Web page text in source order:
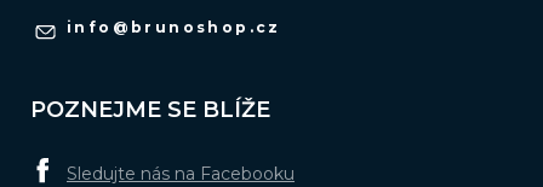
info @ brunoshop.cz
POZNEJME SE BLÍŽE
Sledujte nás na Facebooku